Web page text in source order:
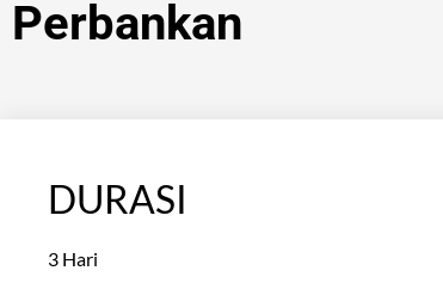
Perbankan
DURASI
3 Hari